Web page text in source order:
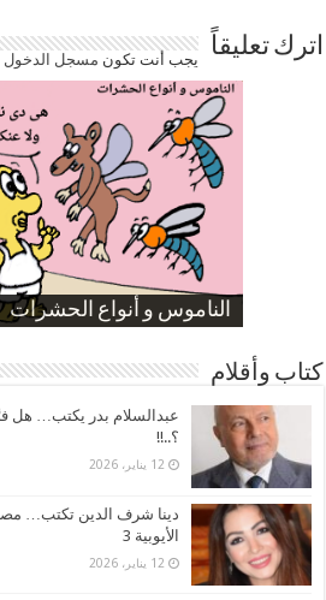
اترك تعليقاً يجب أنت تكون مسجل الدخول
الناموس و أنواع الحشرات
الموظفين بعد ارتفاع
ارتفاع نسبة الطلاق في
صورة كاركاتيرية
صورة كاركاتيرية
كتاب وأقلام
عبدالسلام بدر يكتب… هل
؟..!!
12 يناير، 2026
دينا شرف الدين تكتب…
الأيوبية 3
12 يناير، 2026